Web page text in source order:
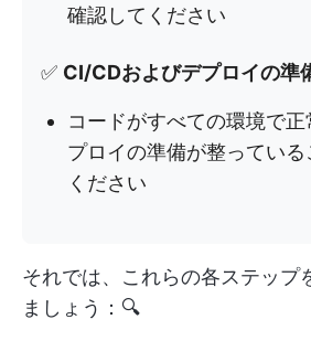
確認してください
✅ CI/CDおよびデプロイの準
コードがすべての環境で
プロイの準備が整ってい
ください
それでは、これらの各ステップ
ましょう：🔍